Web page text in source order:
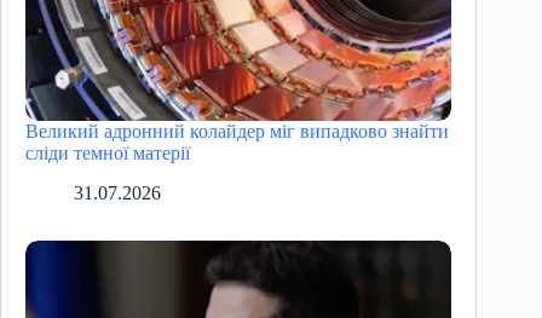
Великий адронний колайдер міг випадково знайти
сліди темної матерії
31.07.2026